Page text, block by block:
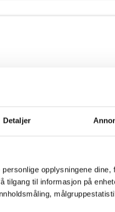
Detaljer
personlige opplysningene
tilgang til informasjon på